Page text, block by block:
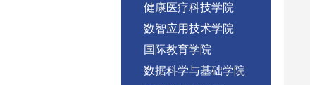
健康医疗科技学院
数智应用技术学院
国际教育学院
数据科学与基础学院